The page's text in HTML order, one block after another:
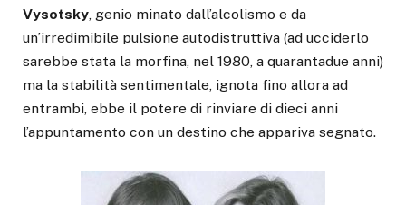
Vysotsky , genio minato dall’alcolismo e da
un’irredimibile pulsione autodistruttiva (ad ucciderlo
sarebbe stata la morfina, nel 1980, a quarantadue anni)
ma la stabilità sentimentale, ignota fino allora ad
entrambi, ebbe il potere di rinviare di dieci anni
l’appuntamento con un destino che appariva segnato.